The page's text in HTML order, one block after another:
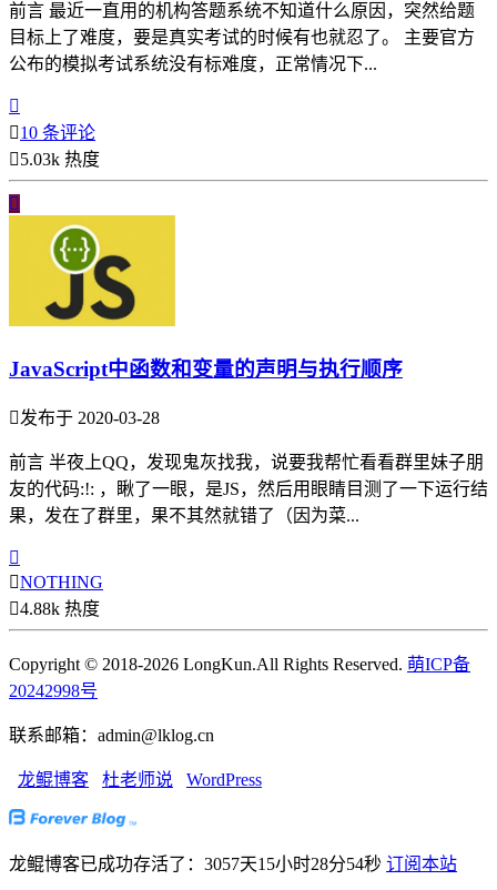
前言 最近一直用的机构答题系统不知道什么原因，突然给题
目标上了难度，要是真实考试的时候有也就忍了。 主要官方
公布的模拟考试系统没有标难度，正常情况下...

10 条评论
5.03k 热度

JavaScript中函数和变量的声明与执行顺序
发布于 2020-03-28
前言 半夜上QQ，发现鬼灰找我，说要我帮忙看看群里妹子朋
友的代码:!: ，瞅了一眼，是JS，然后用眼睛目测了一下运行结
果，发在了群里，果不其然就错了（因为菜...

NOTHING
4.88k 热度
Copyright © 2018-2026 LongKun.All Rights Reserved. 萌ICP备
20242998号
联系邮箱：admin@lklog.cn
龙鲲博客 杜老师说 WordPress
龙鲲博客已成功存活了：3057天15小时28分55秒 订阅本站